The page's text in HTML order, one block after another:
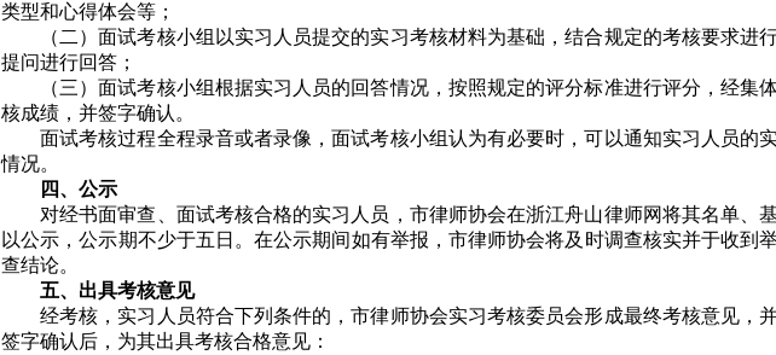
类型和心得体会等；
（二）面试考核小组以实习人员提交的实习考核材料为基础，结合规定的考核要求进
提问进行回答；
（三）面试考核小组根据实习人员的回答情况，按照规定的评分标准进行评分，经集
核成绩，并签字确认。
面试考核过程全程录音或者录像，面试考核小组认为有必要时，可以通知实习人员的
情况。
四、公示
对经书面审查、面试考核合格的实习人员，市律师协会在浙江舟山律师网将其名单、
以公示，公示期不少于五日。在公示期间如有举报，市律师协会将及时调查核实并于收到
查结论。
五、出具考核意见
经考核，实习人员符合下列条件的，市律师协会实习考核委员会形成最终考核意见，
签字确认后，为其出具考核合格意见：